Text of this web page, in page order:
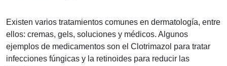
Existen varios tratamientos comunes en dermatología, entre
ellos: cremas, gels, soluciones y médicos. Algunos
ejemplos de medicamentos son el Clotrimazol para tratar
infecciones fúngicas y la retinoides para reducir las